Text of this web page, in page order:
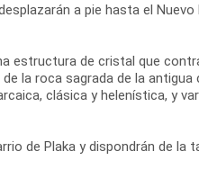
a pie hasta el
estructura de cristal que
la roca sagrada de la antigua
clásica y helenística, y
de Plaka y dispondrán de la